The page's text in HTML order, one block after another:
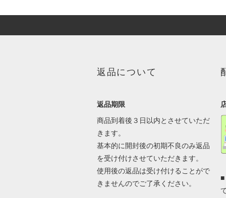
返品について
返品期限
商品到着後３日以内とさせていただ
きます。
基本的に開封後の初期不良のみ返品
を受け付けさせていただきます。
使用後の返品は受け付けることがで
きませんのでご了承ください。
■